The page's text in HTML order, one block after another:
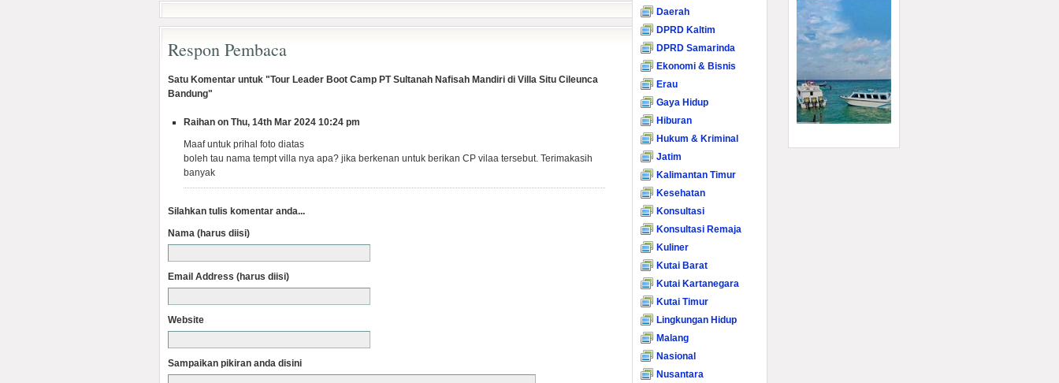
Respon Pembaca
Satu Komentar untuk "Tour Leader Boot Camp PT Sultanah Nafisah Mandiri di Villa Situ Cileunca
Bandung"
Raihan on Thu, 14th Mar 2024 10:24 pm
Maaf untuk prihal foto diatas
boleh tau nama tempt villa nya apa? jika berkenan untuk berikan CP vilaa tersebut. Terimakasih
banyak
Silahkan tulis komentar anda...
Nama (harus diisi)
Email Address (harus diisi)
Website
Sampaikan pikiran anda disini
Daerah
DPRD Kaltim
DPRD Samarinda
Ekonomi & Bisnis
Erau
Gaya Hidup
Hiburan
Hukum & Kriminal
Jatim
Kalimantan Timur
Kesehatan
Konsultasi
Konsultasi Remaja
Kuliner
Kutai Barat
Kutai Kartanegara
Kutai Timur
Lingkungan Hidup
Malang
Nasional
Nusantara